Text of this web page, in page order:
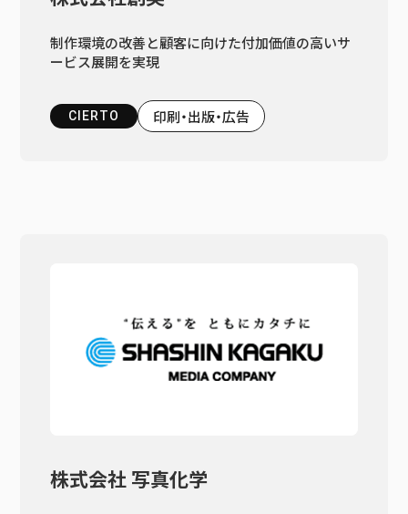
制作環境の改善と顧客に向けた付加価値の高いサ
ービス展開を実現
CIERTO 印刷・出版・広告
株式会社 写真化学